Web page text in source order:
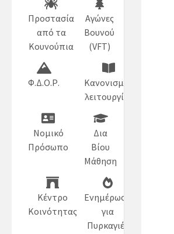
Προστασία
από τα
Κουνούπια
Αγώνες
Βουνού
(VFT)
Φ.Δ.Ο.Ρ.
Κανονισμός
λειτουργίας
Νομικό
Πρόσωπο
Δια
Βίου
Μάθηση
Κέντρο
Κοινότητας
Ενημέρωση
για
Πυρκαγιές